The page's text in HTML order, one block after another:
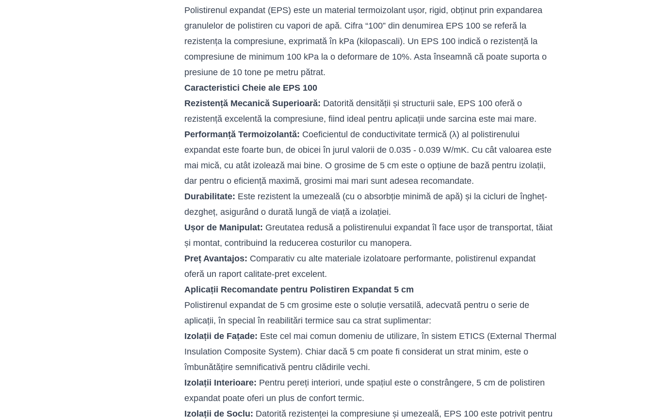
Polistirenul expandat (EPS) este un material termoizolant ușor, rigid, obținut prin expandarea
granulelor de polistiren cu vapori de apă. Cifra “100” din denumirea EPS 100 se referă la
rezistența la compresiune, exprimată în kPa (kilopascali). Un EPS 100 indică o rezistență la
compresiune de minimum 100 kPa la o deformare de 10%. Asta înseamnă că poate suporta o
presiune de 10 tone pe metru pătrat.
Caracteristici Cheie ale EPS 100
Rezistență Mecanică Superioară: Datorită densității și structurii sale, EPS 100 oferă o
rezistență excelentă la compresiune, fiind ideal pentru aplicații unde sarcina este mai mare.
Performanță Termoizolantă: Coeficientul de conductivitate termică (λ) al polistirenului
expandat este foarte bun, de obicei în jurul valorii de 0.035 - 0.039 W/mK. Cu cât valoarea este
mai mică, cu atât izolează mai bine. O grosime de 5 cm este o opțiune de bază pentru izolații,
dar pentru o eficiență maximă, grosimi mai mari sunt adesea recomandate.
Durabilitate: Este rezistent la umezeală (cu o absorbție minimă de apă) și la cicluri de îngheț-
dezgheț, asigurând o durată lungă de viață a izolației.
Ușor de Manipulat: Greutatea redusă a polistirenului expandat îl face ușor de transportat, tăiat
și montat, contribuind la reducerea costurilor cu manopera.
Preț Avantajos: Comparativ cu alte materiale izolatoare performante, polistirenul expandat
oferă un raport calitate-pret excelent.
Aplicații Recomandate pentru Polistiren Expandat 5 cm
Polistirenul expandat de 5 cm grosime este o soluție versatilă, adecvată pentru o serie de
aplicații, în special în reabilitări termice sau ca strat suplimentar:
Izolații de Fațade: Este cel mai comun domeniu de utilizare, în sistem ETICS (External Thermal
Insulation Composite System). Chiar dacă 5 cm poate fi considerat un strat minim, este o
îmbunătățire semnificativă pentru clădirile vechi.
Izolații Interioare: Pentru pereți interiori, unde spațiul este o constrângere, 5 cm de polistiren
expandat poate oferi un plus de confort termic.
Izolații de Soclu: Datorită rezistenței la compresiune și umezeală, EPS 100 este potrivit pentru